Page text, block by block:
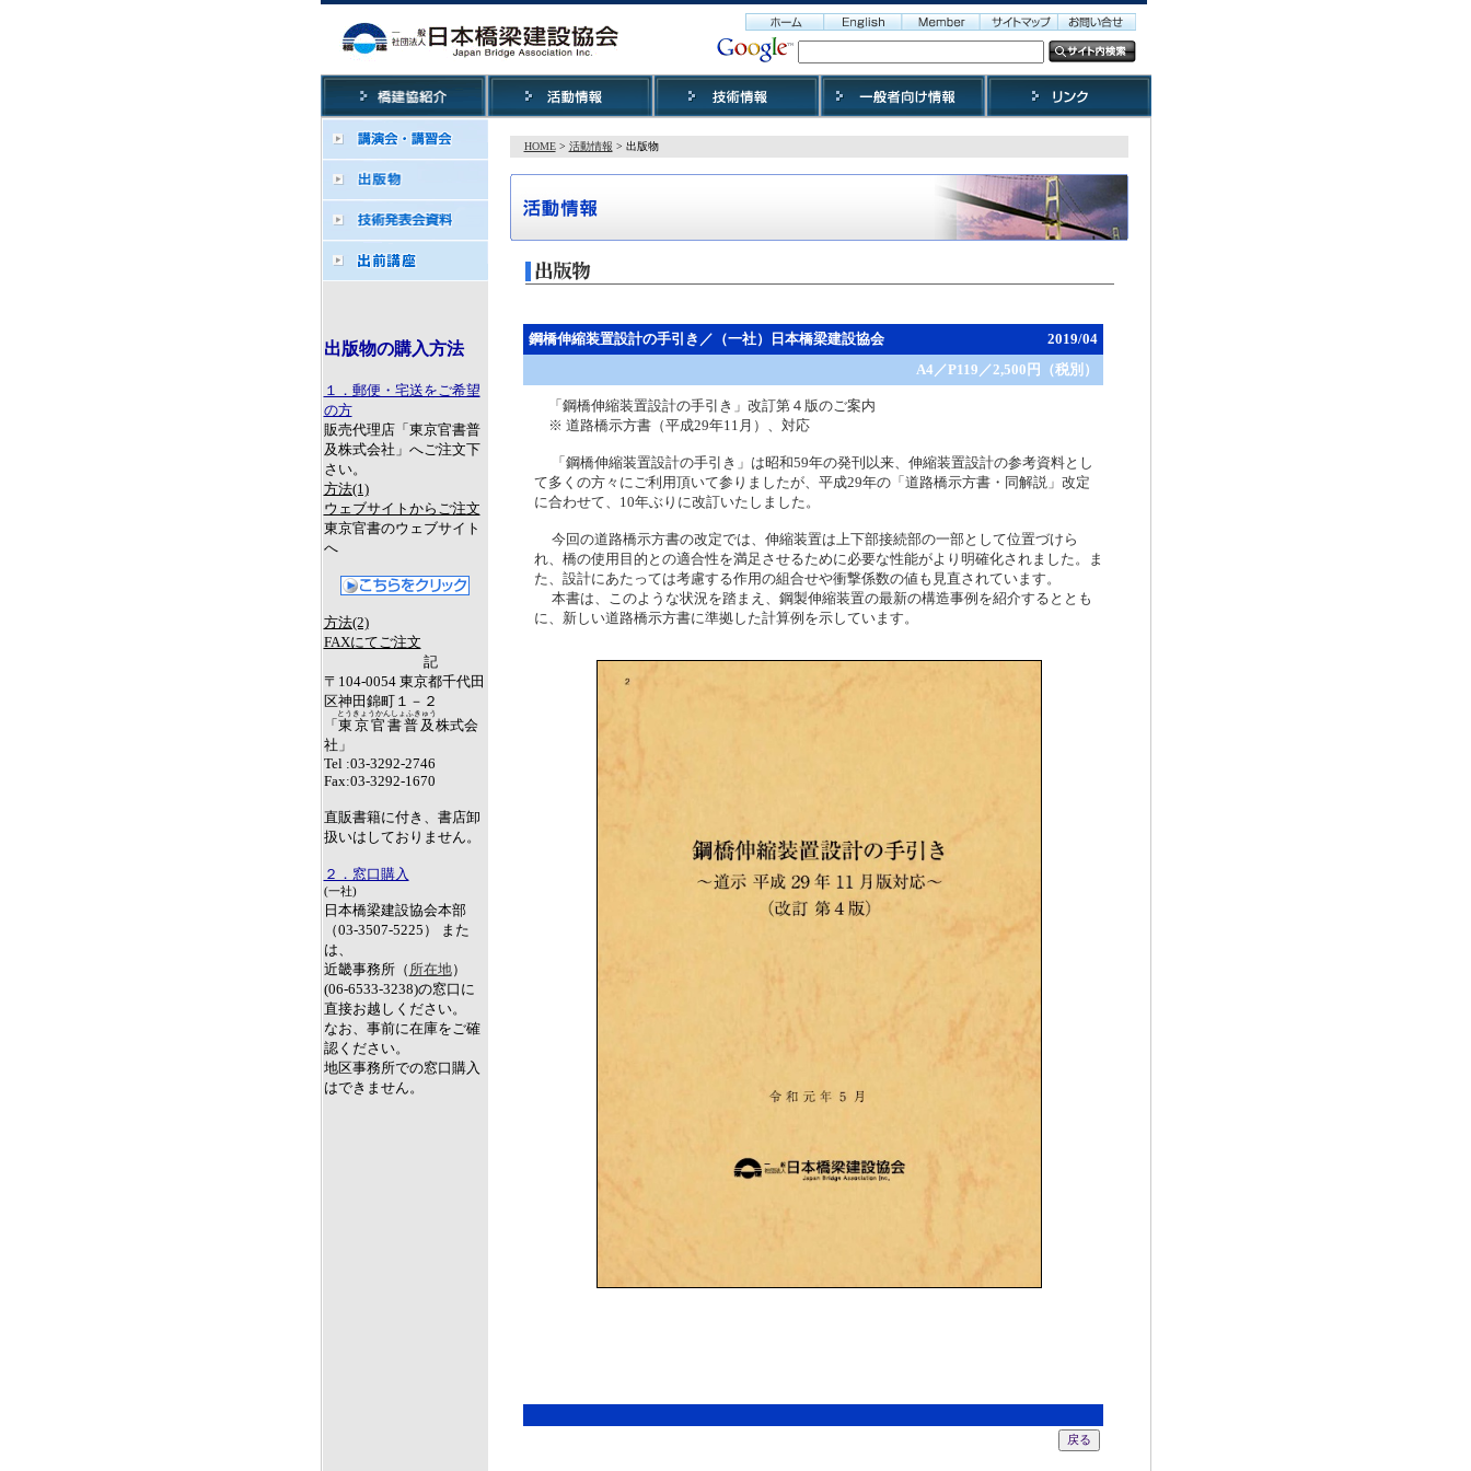
出版物の購入方法
１．郵便・宅送をご希望
の方
販売代理店「東京官書普
及株式会社」へご注文下
さい。
方法(1)
ウェブサイトからご注文
東京官書のウェブサイト
へ
方法(2)
FAXにてご注文
記
〒104-0054 東京都千代田
区神田錦町１－２
「 東京官書普及
とうきょうかんしょふきゅう
株式会
社」
Tel :03-3292-2746
Fax:03-3292-1670
直販書籍に付き、書店卸
扱いはしておりません。
２．窓口購入
(一社)
日本橋梁建設協会本部
（03-3507-5225） また
は、
近畿事務所（ 所在地）
(06-6533-3238)の窓口に
直接お越しください。
なお、事前に在庫をご確
認ください。
地区事務所での窓口購入
はできません。
HOME> 活動情報 > 出版物
鋼橋伸縮装置設計の手引き／（一社）日本橋梁建設協会
2019/04
A4／P119／2,500円（税別）
「鋼橋伸縮装置設計の手引き」改訂第４版のご案内
※ 道路橋示方書（平成29年11月）、対応
「鋼橋伸縮装置設計の手引き」は昭和59年の発刊以来、伸縮装置設計の参考資料とし
て多くの方々にご利用頂いて参りましたが、平成29年の「道路橋示方書・同解説」改定
に合わせて、10年ぶりに改訂いたしました。
今回の道路橋示方書の改定では、伸縮装置は上下部接続部の一部として位置づけら
れ、橋の使用目的との適合性を満足させるために必要な性能がより明確化されました。ま
た、設計にあたっては考慮する作用の組合せや衝撃係数の値も見直されています。
本書は、このような状況を踏まえ、鋼製伸縮装置の最新の構造事例を紹介するととも
に、新しい道路橋示方書に準拠した計算例を示しています。